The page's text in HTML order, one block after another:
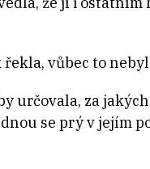
vůbec to
určovala, za
se prý v jejím